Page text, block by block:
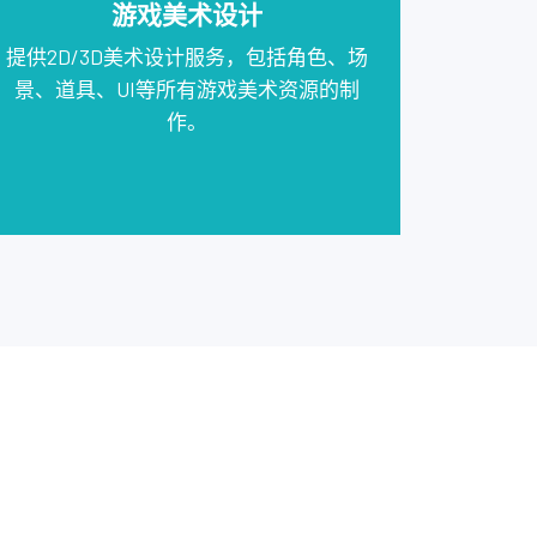
游戏美术设计
提供2D/3D美术设计服务，包括角色、场
景、道具、UI等所有游戏美术资源的制
作。